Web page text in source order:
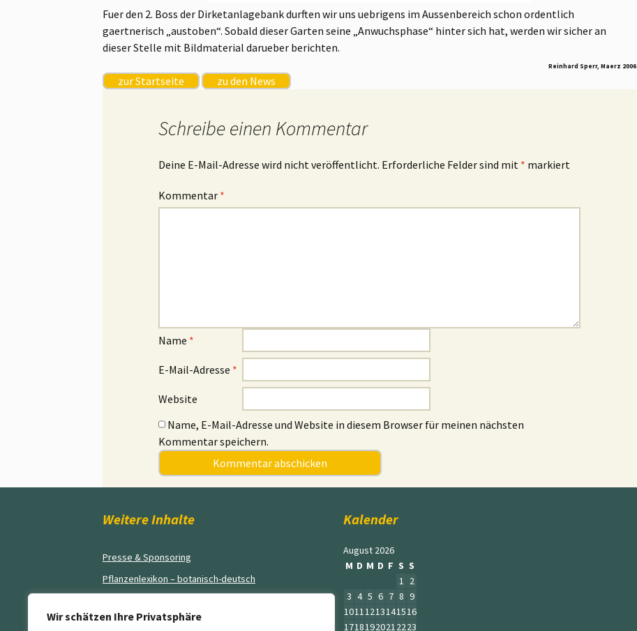
Wir schätzen Ihre Privatsphäre
Fuer den 2. Boss der Dirketanlagebank durften wir uns uebrigens im Aussenbereich schon ordentlich
gaertnerisch „austoben“. Sobald dieser Garten seine „Anwuchsphase“ hinter sich hat, werden wir sicher an
dieser Stelle mit Bildmaterial darueber berichten.
Reinhard Sperr, Maerz 2006
zur Startseite zu den News
Schreibe einen Kommentar
Deine E-Mail-Adresse wird nicht veröffentlicht. Erforderliche Felder sind mit * markiert
Kommentar *
Name *
E-Mail-Adresse *
Website
Name, E-Mail-Adresse und Website in diesem Browser für meinen nächsten
Kommentar speichern.
Weitere Inhalte
Presse & Sponsoring
Pflanzenlexikon – botanisch-deutsch
AGB’s
Kalender
August 2026
M D M D F S S
1 2
3 4 5 6 7 8 9
10111213141516
17181920212223